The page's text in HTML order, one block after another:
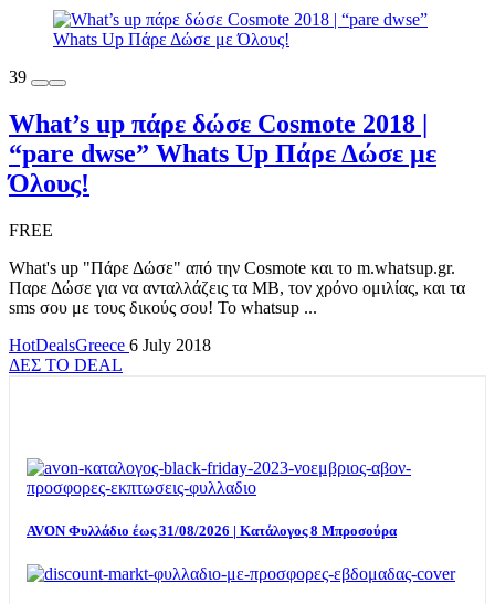
39
What’s up πάρε δώσε Cosmote 2018 |
“pare dwse” Whats Up Πάρε Δώσε με
Όλους!
FREE
What's up "Πάρε Δώσε" από την Cosmote και το m.whatsup.gr.
Παρε Δώσε για να ανταλλάζεις τα MB, τον χρόνο ομιλίας, και τα
sms σου με τους δικούς σου! Το whatsup ...
HotDealsGreece 6 July 2018
ΔΕΣ ΤΟ DEAL
AVON Φυλλάδιο έως 31/08/2026 | Κατάλογος 8 Μπροσούρα